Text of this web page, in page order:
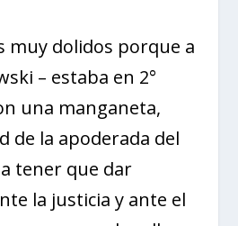
muy dolidos porque a
– estaba en 2°
una manganeta,
de la apoderada del
tener que dar
la justicia y ante el